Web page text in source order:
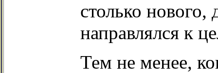
столько нового,
направлялся к
Тем не менее,